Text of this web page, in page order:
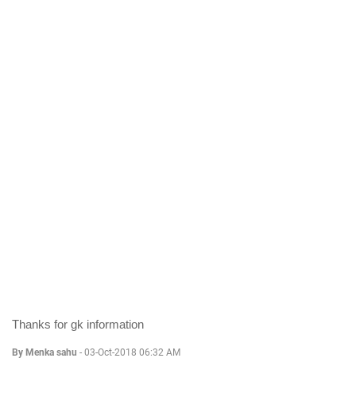
Thanks for gk information
By Menka sahu - 03-Oct-2018 06:32 AM